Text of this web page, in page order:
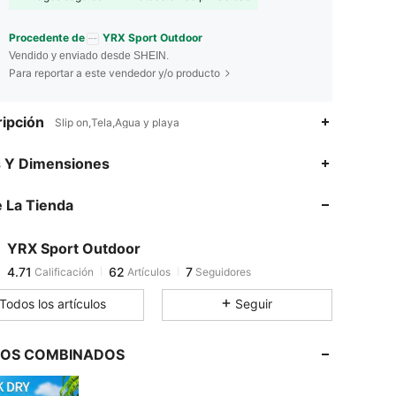
Procedente de YRX Sport Outdoor
Vendido y enviado desde SHEIN.
Para reportar a este vendedor y/o producto
Slip on,Tela,Agua y playa
Y Dimensiones
La Tienda
YRX Sport Outdoor
4.71
Calificación
g***rpagó Hace 1 día
Todos los artículos Seguir
COMBINADOS